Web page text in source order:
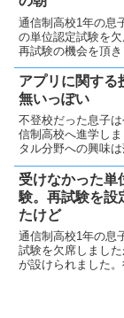
通信制高校1年の息
の単位認定試験を
再試験の機会を頂き
朝は頭痛で迷いも
が、気力を振り絞
し、遅れて受験へ向
アプリに関する
無いっぽい
不登校だった息子
信制高校へ進学し
タル分野への興味
難しく感じている
新たな関心が見つか
守りつつ、無理せず
で続けてほしいと
受けなかった単
験。再試験を設
たけど
通信制高校1年の息
試験を欠席しまし
が設けられました。